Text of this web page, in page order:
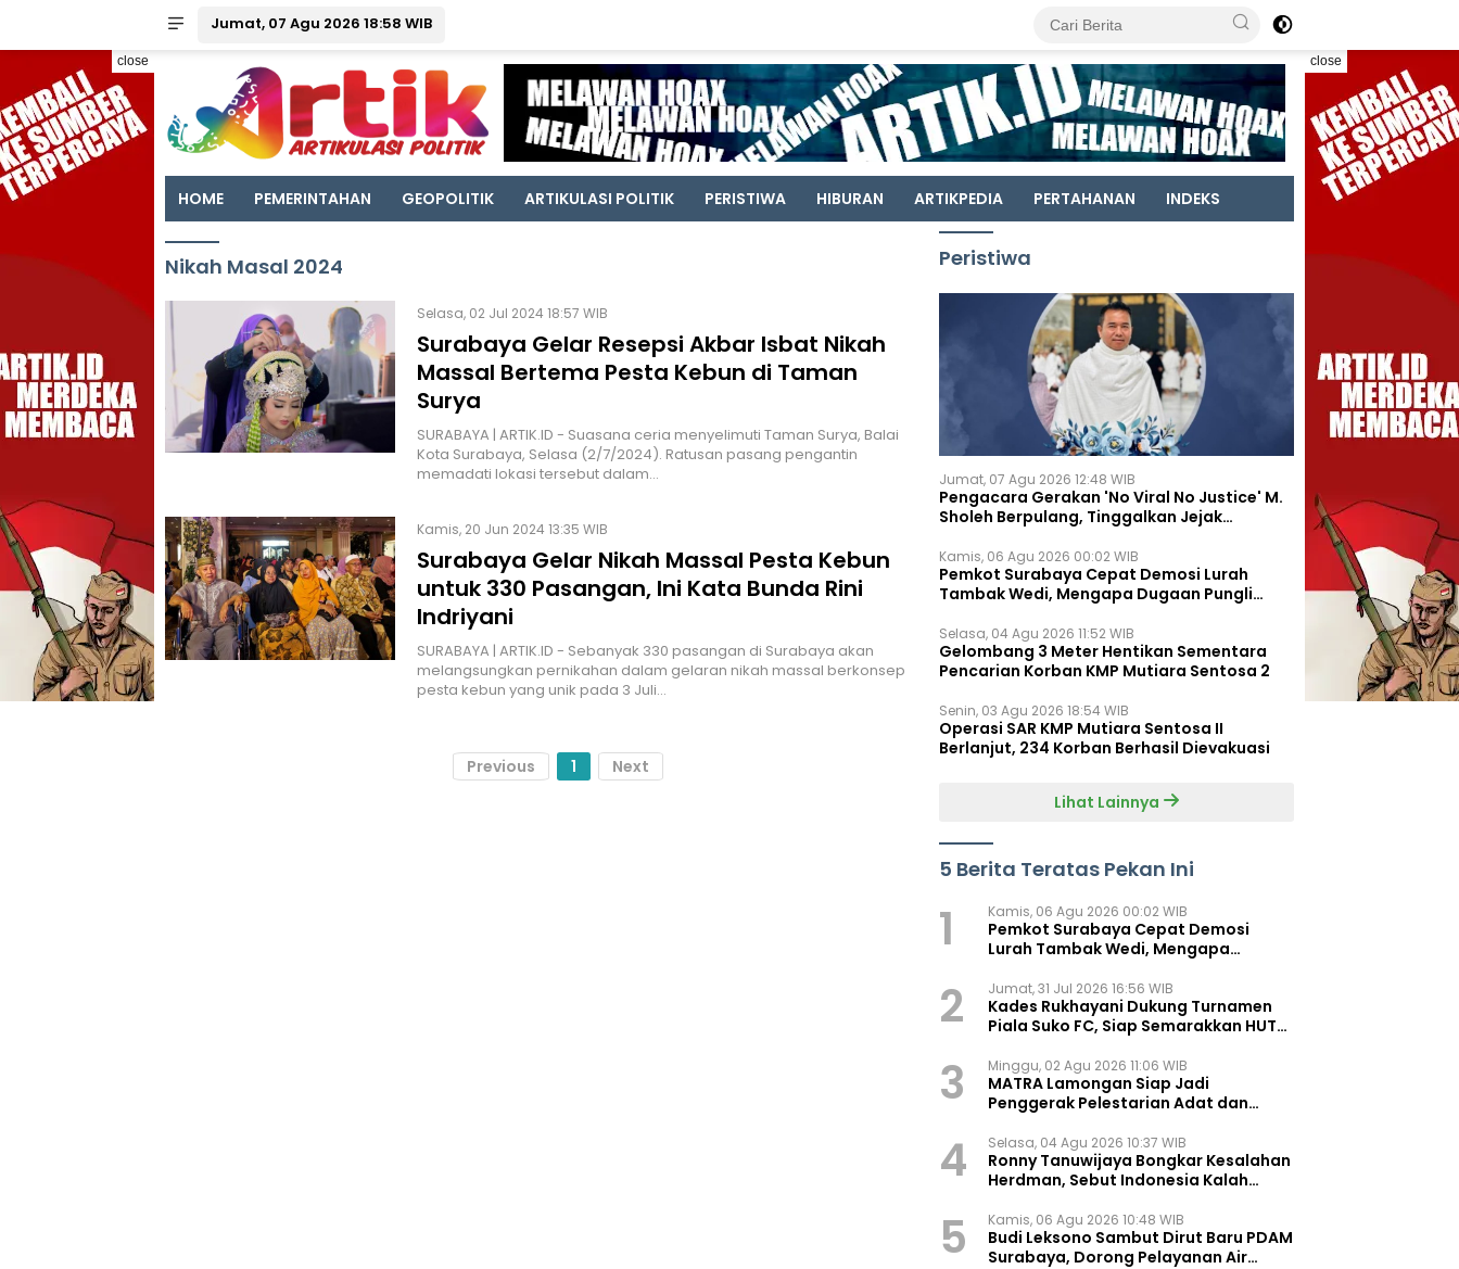
Jumat, 07 Agu 2026 18:58 WIB
close close
HOME PEMERINTAHAN GEOPOLITIK ARTIKULASI POLITIK PERISTIWA HIBURAN ARTIKPEDIA PERTAHANAN INDEKS
Nikah Masal 2024
Selasa, 02 Jul 2024 18:57 WIB
Surabaya Gelar Resepsi Akbar Isbat Nikah
Massal Bertema Pesta Kebun di Taman
Surya
SURABAYA | ARTIK.ID - Suasana ceria menyelimuti Taman Surya, Balai
Kota Surabaya, Selasa (2/7/2024). Ratusan pasang pengantin
memadati lokasi tersebut dalam…
Kamis, 20 Jun 2024 13:35 WIB
Surabaya Gelar Nikah Massal Pesta Kebun
untuk 330 Pasangan, Ini Kata Bunda Rini
Indriyani
SURABAYA | ARTIK.ID - Sebanyak 330 pasangan di Surabaya akan
melangsungkan pernikahan dalam gelaran nikah massal berkonsep
pesta kebun yang unik pada 3 Juli…
Previous 1 Next
Peristiwa
Jumat, 07 Agu 2026 12:48 WIB
Pengacara Gerakan 'No Viral No Justice' M.
Sholeh Berpulang, Tinggalkan Jejak
Kamis, 06 Agu 2026 00:02 WIB
Pemkot Surabaya Cepat Demosi Lurah
Tambak Wedi, Mengapa Dugaan Pungli
Selasa, 04 Agu 2026 11:52 WIB
Gelombang 3 Meter Hentikan Sementara
Pencarian Korban KMP Mutiara Sentosa 2
Senin, 03 Agu 2026 18:54 WIB
Operasi SAR KMP Mutiara Sentosa II
Berlanjut, 234 Korban Berhasil Dievakuasi
Lihat Lainnya
5 Berita Teratas Pekan Ini
1 Kamis, 06 Agu 2026 00:02 WIB
Pemkot Surabaya Cepat Demosi
Lurah Tambak Wedi, Mengapa
2 Jumat, 31 Jul 2026 16:56 WIB
Kades Rukhayani Dukung Turnamen
Piala Suko FC, Siap Semarakkan HUT
3 Minggu, 02 Agu 2026 11:06 WIB
MATRA Lamongan Siap Jadi
Penggerak Pelestarian Adat dan
4 Selasa, 04 Agu 2026 10:37 WIB
Ronny Tanuwijaya Bongkar Kesalahan
Herdman, Sebut Indonesia Kalah
5 Kamis, 06 Agu 2026 10:48 WIB
Budi Leksono Sambut Dirut Baru PDAM
Surabaya, Dorong Pelayanan Air